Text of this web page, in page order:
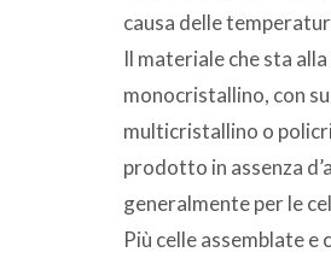
causa delle
Il materiale che sta
monocristallino, con
multicristallino o
prodotto in assenza
generalmente per le
Più celle assemblate